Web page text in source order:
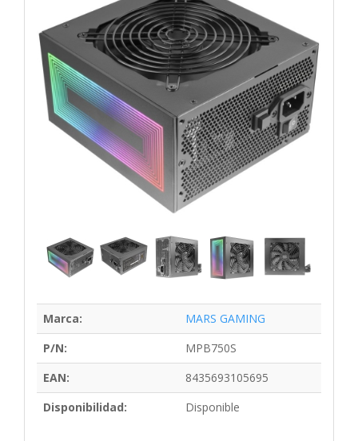
Marca:
MARS GAMING
P/N:
MPB750S
EAN:
8435693105695
Disponibilidad:
Disponible